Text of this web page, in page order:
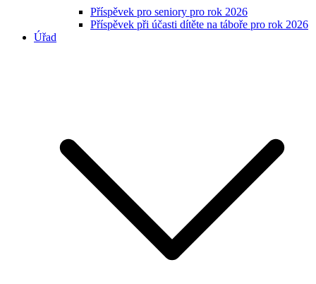
Příspěvek pro seniory pro rok 2026
Příspěvek při účasti dítěte na táboře pro rok 2026
Úřad